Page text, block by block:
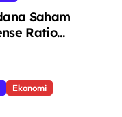
Saham
Ratio
Ekonomi